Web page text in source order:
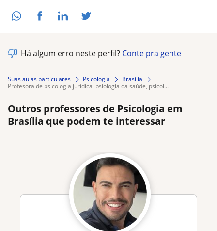
Há algum erro neste perfil? Conte pra gente
Suas aulas particulares Psicologia
Brasília
profesora de psicologia jurídica, psiologia da saúde, psicol...
Outros professores de Psicologia em
Brasília que podem te interessar